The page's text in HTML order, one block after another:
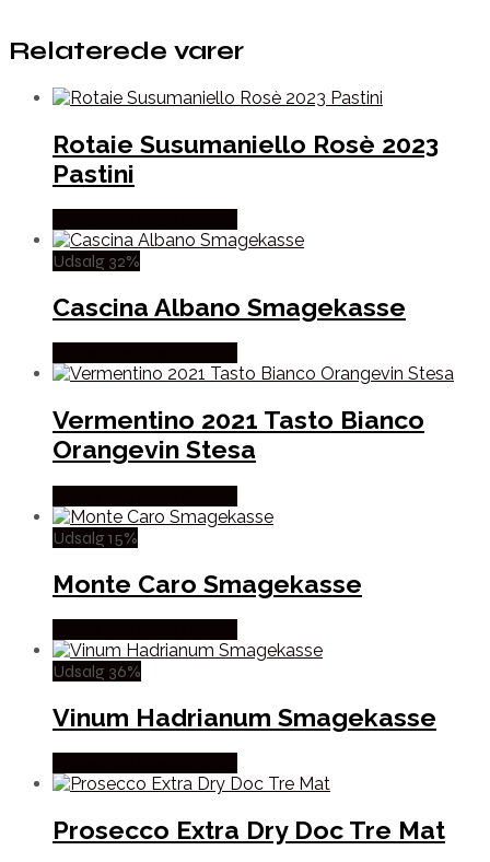
Relaterede varer
Rotaie Susumaniello Rosè 2023
Pastini
Udsalg 32%
Cascina Albano Smagekasse
Vermentino 2021 Tasto Bianco
Orangevin Stesa
Udsalg 15%
Monte Caro Smagekasse
Udsalg 36%
Vinum Hadrianum Smagekasse
Prosecco Extra Dry Doc Tre Mat